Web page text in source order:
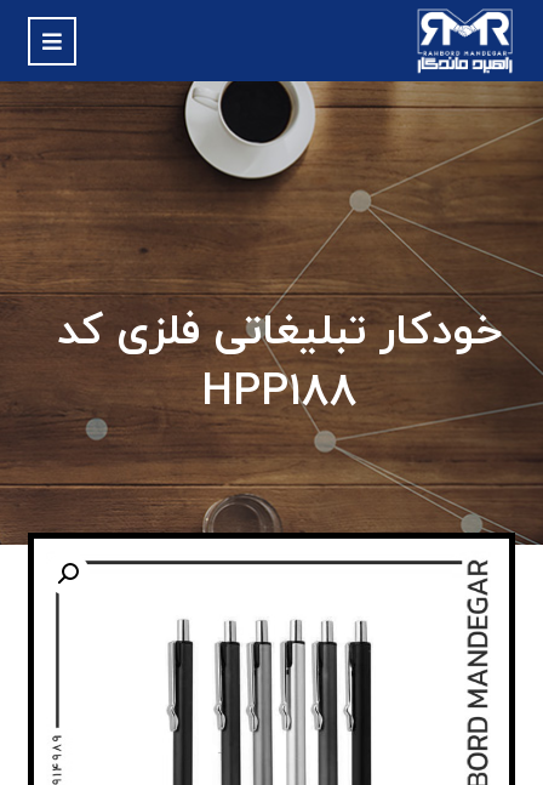
خودکار تبلیغاتی فلزی کد
HPP188